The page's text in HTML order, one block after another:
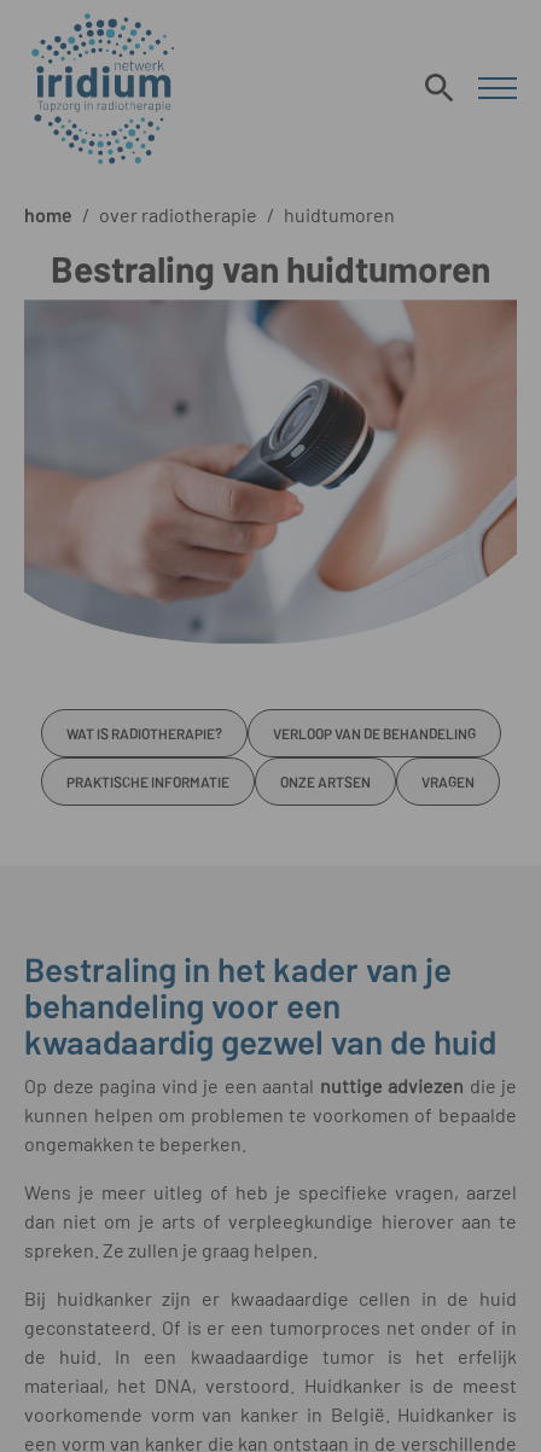
home / over radiotherapie / huidtumoren
Bestraling van huidtumoren
WAT IS RADIOTHERAPIE? VERLOOP VAN DE BEHANDELING
PRAKTISCHE INFORMATIE ONZE ARTSEN VRAGEN
Bestraling in het kader van je
behandeling voor een
kwaadaardig gezwel van de huid
Op deze pagina vind je een aantal nuttige adviezen die je
kunnen helpen om problemen te voorkomen of bepaalde
ongemakken te beperken.
Wens je meer uitleg of heb je specifieke vragen, aarzel
dan niet om je arts of verpleegkundige hierover aan te
spreken. Ze zullen je graag helpen.
Bij huidkanker zijn er kwaadaardige cellen in de huid
geconstateerd. Of is er een tumorproces net onder of in
de huid. In een kwaadaardige tumor is het erfelijk
materiaal, het DNA, verstoord. Huidkanker is de meest
voorkomende vorm van kanker in België. Huidkanker is
een vorm van kanker die kan ontstaan in de verschillende